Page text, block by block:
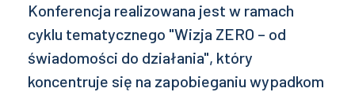
Konferencja realizowana jest w ramach
cyklu tematycznego "Wizja ZERO – od
świadomości do działania", który
koncentruje się na zapobieganiu wypadkom